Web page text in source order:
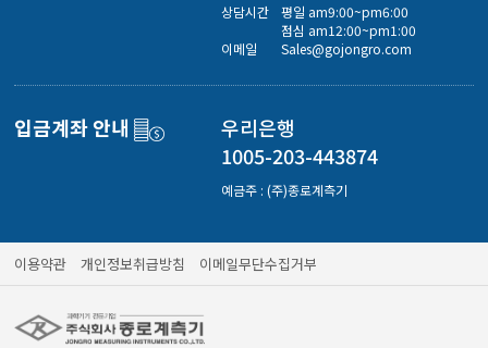
상담시간
평일 am9:00~pm6:00
점심 am12:00~pm1:00
이메일
Sales@gojongro.com
입금계좌 안내
우리은행
1005-203-443874
예금주 : (주)종로계측기
이용약관 개인정보취급방침 이메일무단수집거부